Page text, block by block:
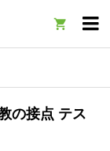

の接点 テス